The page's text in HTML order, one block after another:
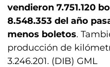
vendieron 7.751.120
8.548.353 del año
menos boletos.
producción de
3.246.201. (DIB) GML